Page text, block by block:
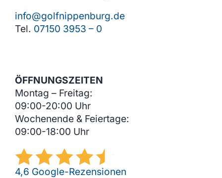
info@golfnippenburg.de
Tel. 07150 3953 – 0
ÖFFNUNGSZEITEN
Montag – Freitag:
09:00-20:00 Uhr
Wochenende & Feiertage:
09:00-18:00 Uhr
4,6 Google-Rezensionen